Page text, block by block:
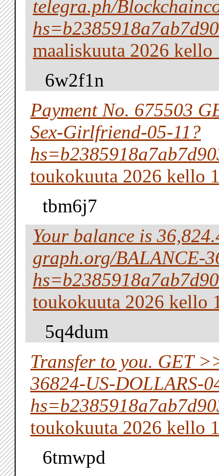
telegra.ph/
maaliskuuta 2026 kello
6w2f1n
Payment No. 675503
Sex-Girlfriend-05-11?
toukokuuta 2026 kello
tbm6j7
Your balance is
graph.org/BALANCE-
toukokuuta 2026 kello
5q4dum
Transfer to you. GET
36824-US-DOLLARS-
toukokuuta 2026 kello
6tmwpd